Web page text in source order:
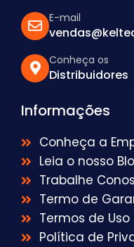
E-mail
Conheça os
Distribuidores
Informações
Conheça a
Leia o nosso
Trabalhe
Termo de
Termos de Uso
Política de